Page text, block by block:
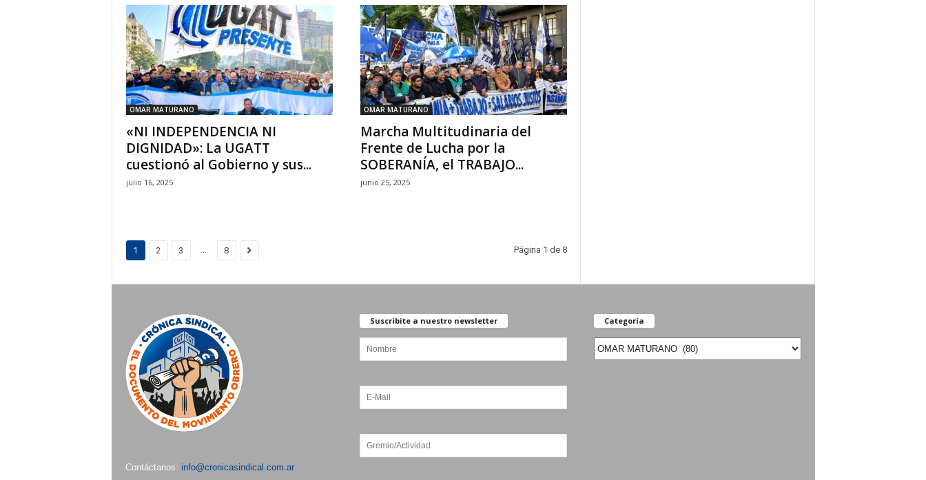
OMAR MATURANO
«NI INDEPENDENCIA NI
DIGNIDAD»: La UGATT
cuestionó al Gobierno y sus...
julio 16, 2025
OMAR MATURANO
Marcha Multitudinaria del
Frente de Lucha por la
SOBERANÍA, el TRABAJO...
junio 25, 2025
1 2 3 ... 8 Página 1 de 8
Contáctanos: info@cronicasindical.com.ar
Suscribite a nuestro newsletter Categoría
Categoría